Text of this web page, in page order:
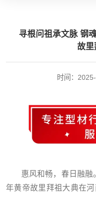
寻根问祖承文脉 钢
故里
时间：
惠风和畅，春日融融
年黄帝故里拜祖大典在